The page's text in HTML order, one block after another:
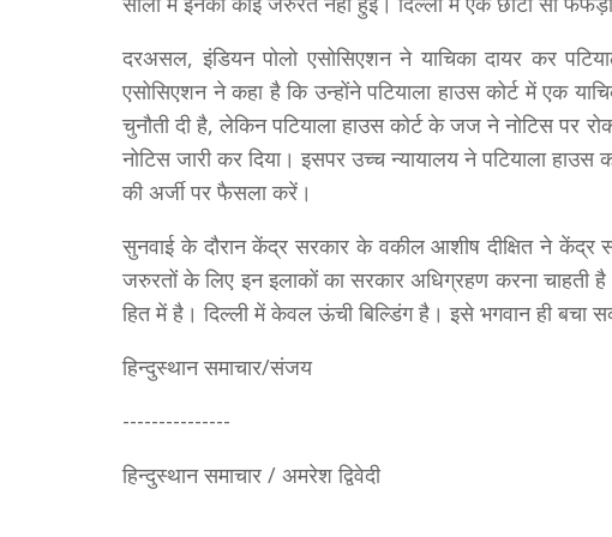
दरअसल, इंडियन पोलो एसोसिएशन ने याचिका दायर कर
एसोसिएशन ने कहा है कि उन्होंने पटियाला हाउस कोर्ट में एक
चुनौती दी है, लेकिन पटियाला हाउस कोर्ट के जज ने नोटिस पर
नोटिस जारी कर दिया। इसपर उच्च न्यायालय ने पटियाला हाउस
की अर्जी पर फैसला करें।
सुनवाई के दौरान केंद्र सरकार के वकील आशीष दीक्षित ने
जरुरतों के लिए इन इलाकों का सरकार अधिग्रहण करना चाहती
हित में है। दिल्ली में केवल ऊंची बिल्डिंग है। इसे भगवान ही बचा
हिन्दुस्थान समाचार/संजय
---------------
हिन्दुस्थान समाचार / अमरेश द्विवेदी